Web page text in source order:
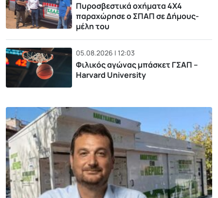
Πυροσβεστικά οχήματα 4Χ4
παραχώρησε ο ΣΠΑΠ σε Δήμους-
μέλη του
05.08.2026 | 12:03
Φιλικός αγώνας μπάσκετ ΓΣΑΠ –
Harvard University